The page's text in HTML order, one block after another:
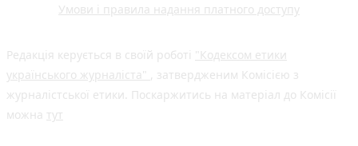
Умови і правила надання платного доступу
Редакція керується в своїй роботі "Кодексом етики
українського журналіста"
, затвердженим Комісією з
журналістської етики. Поскаржитись на матеріал до Комісії
можна тут